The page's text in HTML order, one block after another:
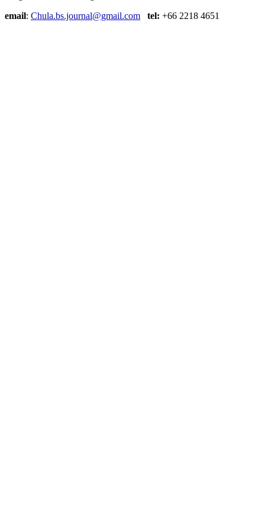
email: Chula.bs.journal@gmail.com tel: +66 2218 4651